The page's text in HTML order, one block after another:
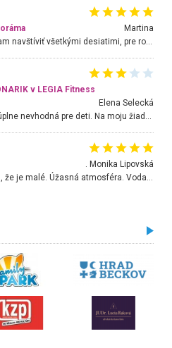
Martina
Nádherné miesto ktoré odporúčam navštíviť všetkými desiatimi, pre rodiny s deťmi, dôchodcom... Proste a jednoducho ozaj rozprávkový les.. určite ešte prídeme. Odniesli sme si na pamiatku krásne tričká,
v LEGIA Fitness
Elena Selecká
Kútik výborný, ale hlučná hudba úplne nevhodná pre deti. Na moju žiadosť o aspoň sušenie nereagovali.
. Monika Lipovská